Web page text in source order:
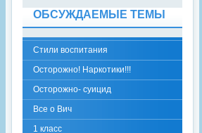
ОБСУЖДАЕМЫЕ ТЕМЫ
Стили воспитания
Осторожно! Наркотики!!!
Осторожно- суицид
Все о Вич
1 класс